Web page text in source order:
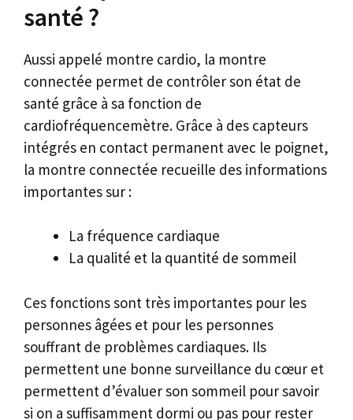
santé ?
Aussi appelé montre cardio, la montre
connectée permet de contrôler son état de
santé grâce à sa fonction de
cardiofréquencemètre. Grâce à des capteurs
intégrés en contact permanent avec le poignet,
la montre connectée recueille des informations
importantes sur :
La fréquence cardiaque
La qualité et la quantité de sommeil
Ces fonctions sont très importantes pour les
personnes âgées et pour les personnes
souffrant de problèmes cardiaques. Ils
permettent une bonne surveillance du cœur et
permettent d’évaluer son sommeil pour savoir
si on a suffisamment dormi ou pas pour rester